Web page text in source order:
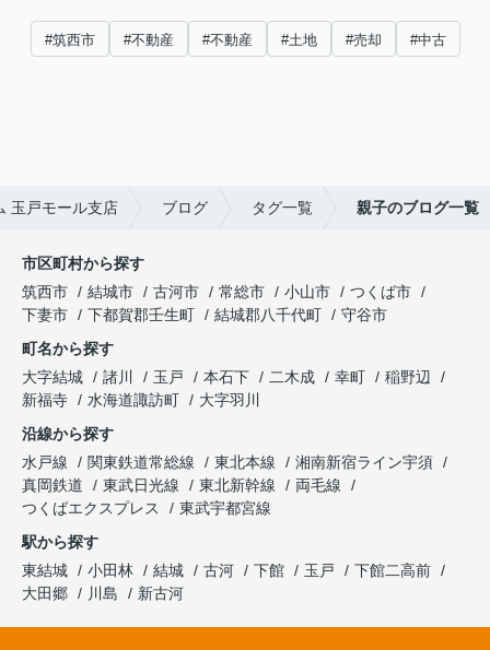
#筑西市 #不動産 #不動産 #土地 #売却 #中古
玉戸モール支店 ブログ タグ一覧 親子のブログ一覧
市区町村から探す
筑西市
結城市 古河市 常総市 小山市
つくば市
下妻市
下都賀郡壬生町 結城郡八千代町
守谷市
町名から探す
大字結城
諸川 玉戸 本石下 二木成 幸町
稲野辺
新福寺
水海道諏訪町
大字羽川
沿線から探す
水戸線
関東鉄道常総線 東北本線
湘南新宿ライン宇須
真岡鉄道
東武日光線 東北新幹線
両毛線
つくばエクスプレス
東武宇都宮線
駅から探す
東結城
小田林 結城 古河 下館 玉戸
下館二高前
大田郷
川島 新古河